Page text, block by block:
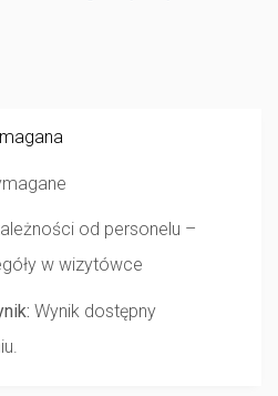
od personelu –
w wizytówce
Wynik dostępny